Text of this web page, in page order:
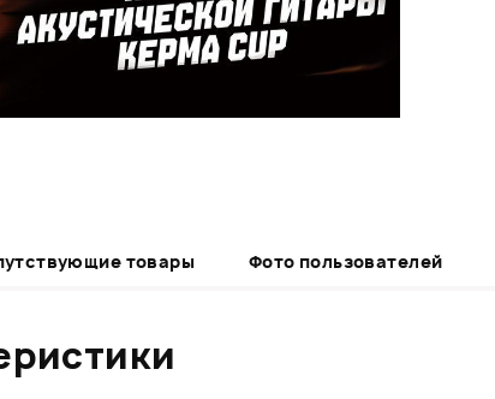
товары Фото пользователей